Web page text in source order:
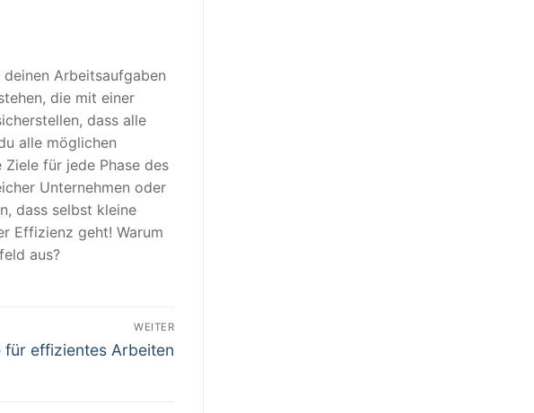
Arbeitsaufgaben
die mit einer
dass alle
alle möglichen
für jede Phase des
Unternehmen oder
dass selbst kleine
Effizienz geht! Warum
aus?
WEITER
für effizientes Arbeiten